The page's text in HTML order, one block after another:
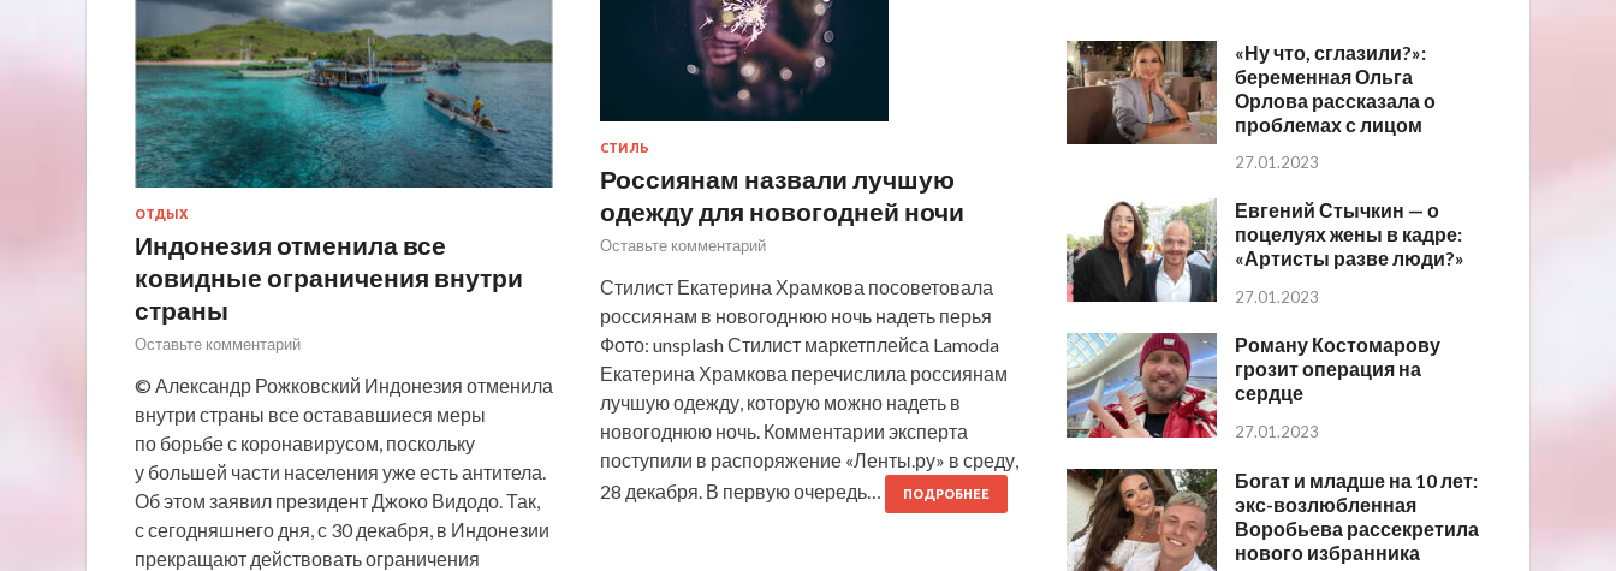
ОТДЫХ
Индонезия отменила все
ковидные ограничения внутри
страны
Оставьте комментарий
© Александр Рожковский Индонезия отменила
внутри страны все остававшиеся меры
по борьбе с коронавирусом, поскольку
у большей части населения уже есть антитела.
Об этом заявил президент Джоко Видодо. Так,
с сегодняшнего дня, с 30 декабря, в Индонезии
прекращают действовать ограничения
СТИЛЬ
Россиянам назвали лучшую
одежду для новогодней ночи
Оставьте комментарий
Стилист Екатерина Храмкова посоветовала
россиянам в новогоднюю ночь надеть перья
Фото: unsplash Стилист маркетплейса Lamoda
Екатерина Храмкова перечислила россиянам
лучшую одежду, которую можно надеть в
новогоднюю ночь. Комментарии эксперта
поступили в распоряжение «Ленты.ру» в среду,
28 декабря. В первую очередь…
ПОДРОБНЕЕ
«Ну что, сглазили?»:
беременная Ольга
Орлова рассказала о
проблемах с лицом
27.01.2023
Евгений Стычкин — о
поцелуях жены в кадре:
«Артисты разве люди?»
27.01.2023
Роману Костомарову
грозит операция на
сердце
27.01.2023
Богат и младше на 10 лет:
экс-возлюбленная
Воробьева рассекретила
нового избранника